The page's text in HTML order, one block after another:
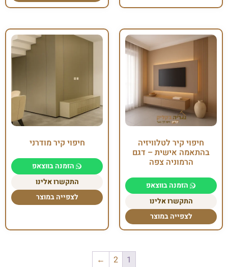
חיפוי קיר לטלוויזיה
בהתאמה אישית – דגם
הרמוניה צפה
הזמנה בווצאפ
התקשרו אלינו
לצפייה במוצר
חיפוי קיר מודרני
הזמנה בווצאפ
התקשרו אלינו
לצפייה במוצר
1
2
←